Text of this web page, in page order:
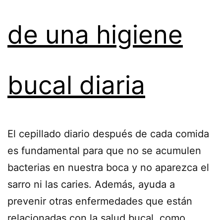
de una higiene
bucal diaria
El cepillado diario después de cada comida
es fundamental para que no se acumulen
bacterias en nuestra boca y no aparezca el
sarro ni las caries. Además, ayuda a
prevenir otras enfermedades que están